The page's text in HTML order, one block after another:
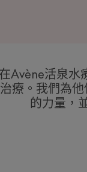
在Avène活泉水
治療。我們為
的力量，